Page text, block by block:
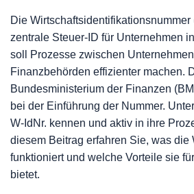
Die Wirtschaftsidentifikationsnummer
zentrale Steuer-ID für Unternehmen
soll Prozesse zwischen
Finanzbehörden effizienter machen.
Bundesministerium der Finanzen
bei der Einführung der Nummer.
W-IdNr. kennen und aktiv in ihre
diesem Beitrag erfahren Sie, was die
funktioniert und welche Vorteile sie
bietet.